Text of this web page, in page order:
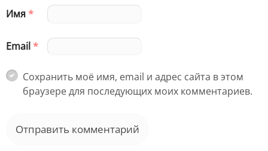
Имя*
Email*
Сохранить моё имя, email и адрес сайта в этом
браузере для последующих моих комментариев.